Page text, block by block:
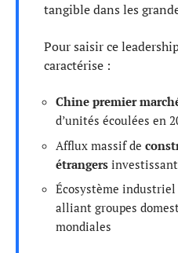
tangible dans les
Pour saisir ce
caractérise :
Chine premier
d’unités écoulées en
Afflux massif de
étrangers
Écosystème
alliant groupes
mondiales